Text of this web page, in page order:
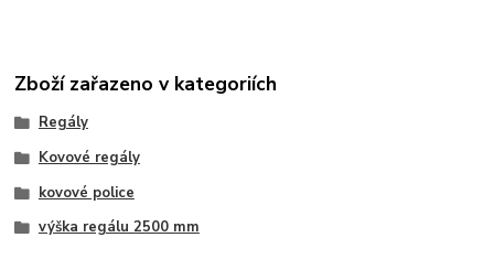
Zboží zařazeno v kategoriích
Regály
Kovové regály
kovové police
výška regálu 2500 mm